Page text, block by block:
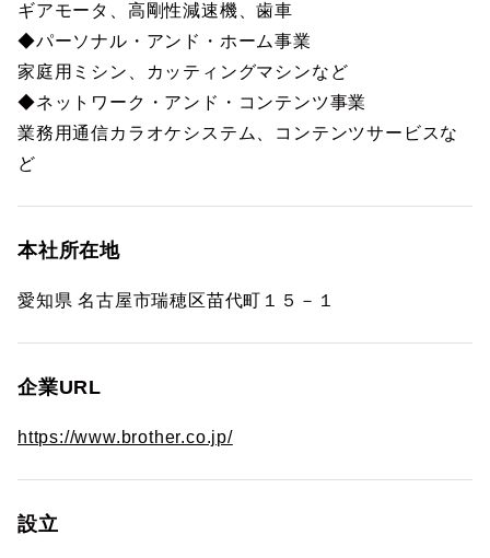
ギアモータ、高剛性減速機、歯車
◆パーソナル・アンド・ホーム事業
家庭用ミシン、カッティングマシンなど
◆ネットワーク・アンド・コンテンツ事業
業務用通信カラオケシステム、コンテンツサービスな
ど
本社所在地
愛知県 名古屋市瑞穂区苗代町１５－１
企業URL
https://www.brother.co.jp/
設立